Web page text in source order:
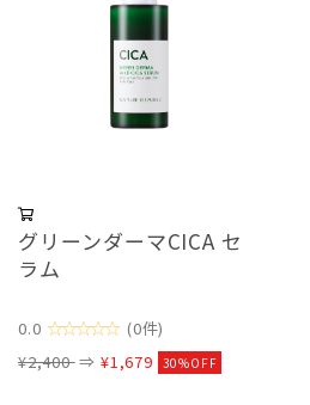
グリーンダーマCICA セ
ラム
0.0 ☆☆☆☆☆ (0件)
¥2,400⇒¥1,679 30%OFF